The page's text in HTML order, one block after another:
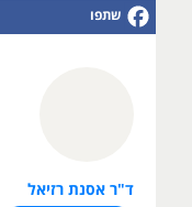
ד"ר אסנת רזיאל